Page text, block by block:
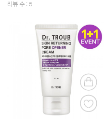
리뷰 수 : 5